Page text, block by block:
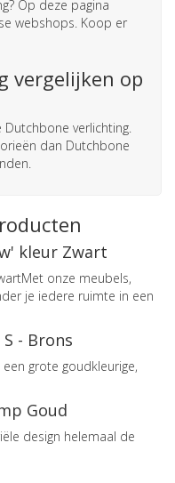
? Op deze pagina
webshops. Koop er
vergelijken op
Dutchbone verlichting.
dan Dutchbone
kleur Zwart
onze meubels,
je iedere ruimte in een
- Brons
grote goudkleurige,
Goud
design helemaal de